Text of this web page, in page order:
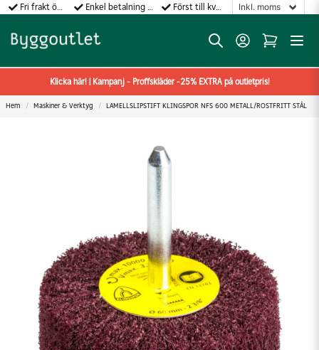
Fri frakt över 499:- Enkel betalning med Klarna Först till kvarn gäller!
Klicka här! | Kampanj - Proffskläder -25% EXTRA på outletpris!
Hem Maskiner & Verktyg LAMELLSLIPSTIFT KLINGSPOR NFS 600 METALL/ROSTFRITT STÅL